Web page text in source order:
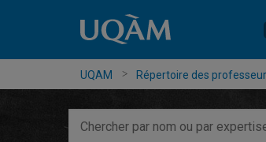
UQAM Répertoire des
par